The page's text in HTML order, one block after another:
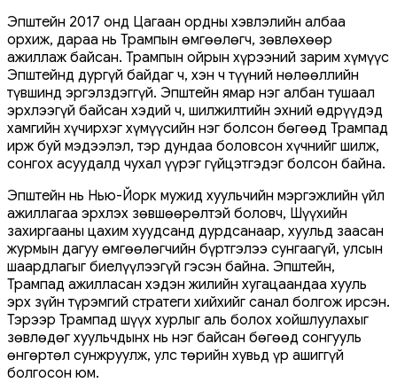
Эпштейн 2017 онд Цагаан ордны хэвлэлийн албаа
орхиж, дараа нь Трампын өмгөөлөгч, зөвлөхөөр
ажиллаж байсан. Трампын ойрын хүрээний зарим хүмүүс
Эпштейнд дургүй байдаг ч, хэн ч түүний нөлөөллийн
түвшинд эргэлздэггүй. Эпштейн ямар нэг албан тушаал
эрхлээгүй байсан хэдий ч, шилжилтийн эхний өдрүүдэд
хамгийн хүчирхэг хүмүүсийн нэг болсон бөгөөд Трампад
ирж буй мэдээлэл, тэр дундаа боловсон хүчнийг шилж,
сонгох асуудалд чухал үүрэг гүйцэтгэдэг болсон байна.
Эпштейн нь Нью-Йорк мужид хуульчийн мэргэжлийн үйл
ажиллагаа эрхлэх зөвшөөрөлтэй боловч, Шүүхийн
захиргааны цахим хуудсанд дурдсанаар, хуульд заасан
журмын дагуу өмгөөлөгчийн бүртгэлээ сунгаагүй, улсын
шаардлагыг биелүүлээгүй гэсэн байна. Эпштейн,
Трампад ажилласан хэдэн жилийн хугацаандаа хууль
эрх зүйн түрэмгий стратеги хийхийг санал болгож ирсэн.
Тэрээр Трампад шүүх хурлыг аль болох хойшлуулахыг
зөвлөдөг хуульчдынх нь нэг байсан бөгөөд сонгууль
өнгөртөл сунжруулж, улс төрийн хувьд үр ашиггүй
болгосон юм.